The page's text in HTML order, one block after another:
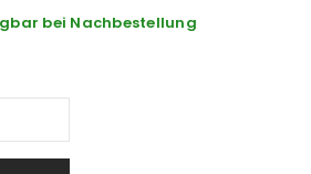
bei Nachbestellung